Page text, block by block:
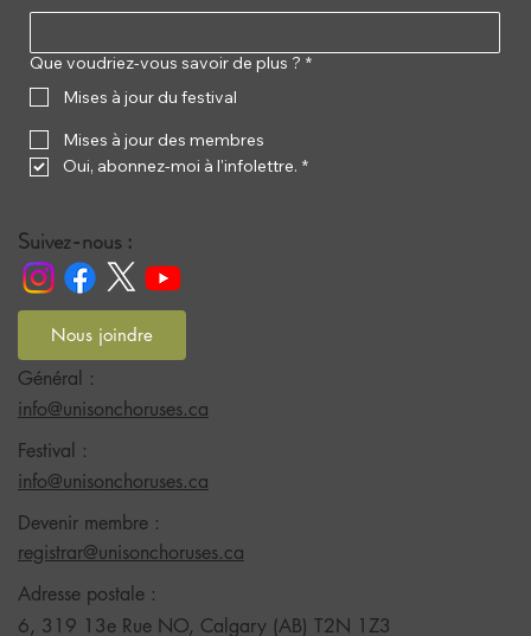
Suivez-nous :
Nous joindre
Général :
info@unisonchoruses.ca
Festival :
info@unisonchoruses.ca
Devenir membre :
registrar@unisonchoruses.ca
Adresse postale :
6, 319 13e Rue NO, Calgary (AB) T2N 1Z3
Que voudriez-vous savoir de plus ? *
Mises à jour du festival
Mises à jour des membres
Oui, abonnez-moi à l'infolettre. *